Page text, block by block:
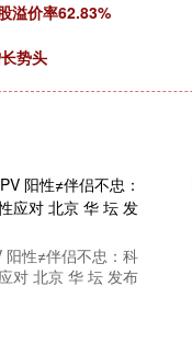
溢价率62.83%
势头
阳性≠伴侣不忠：科
对 北京 华 坛 发布